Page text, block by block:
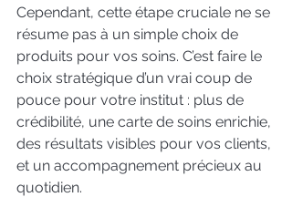
Cependant, cette étape cruciale ne se
résume pas à un simple choix de
produits pour vos soins. C’est faire le
choix stratégique d’un vrai coup de
pouce pour votre institut : plus de
crédibilité, une carte de soins enrichie,
des résultats visibles pour vos clients,
et un accompagnement précieux au
quotidien.